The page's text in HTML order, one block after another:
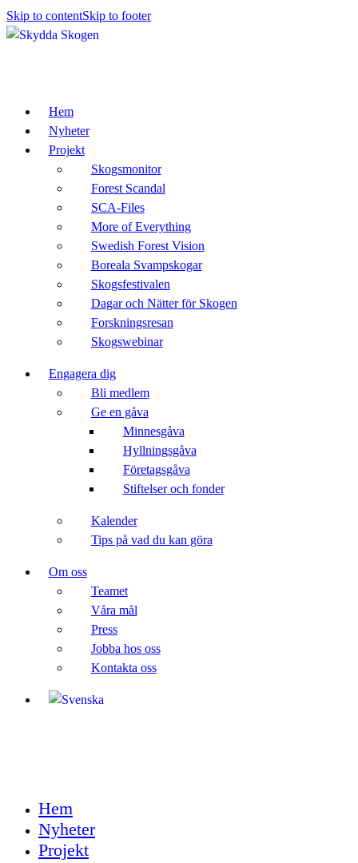
Skip to contentSkip to footer
Hem
Nyheter
Projekt
Skogsmonitor
Forest Scandal
SCA-Files
More of Everything
Swedish Forest Vision
Boreala Svampskogar
Skogsfestivalen
Dagar och Nätter för Skogen
Forskningsresan
Skogswebinar
Engagera dig
Bli medlem
Ge en gåva
Minnesgåva
Hyllningsgåva
Företagsgåva
Stiftelser och fonder
Kalender
Tips på vad du kan göra
Om oss
Teamet
Våra mål​
Press
Jobba hos oss
Kontakta oss
Hem
Nyheter
Projekt